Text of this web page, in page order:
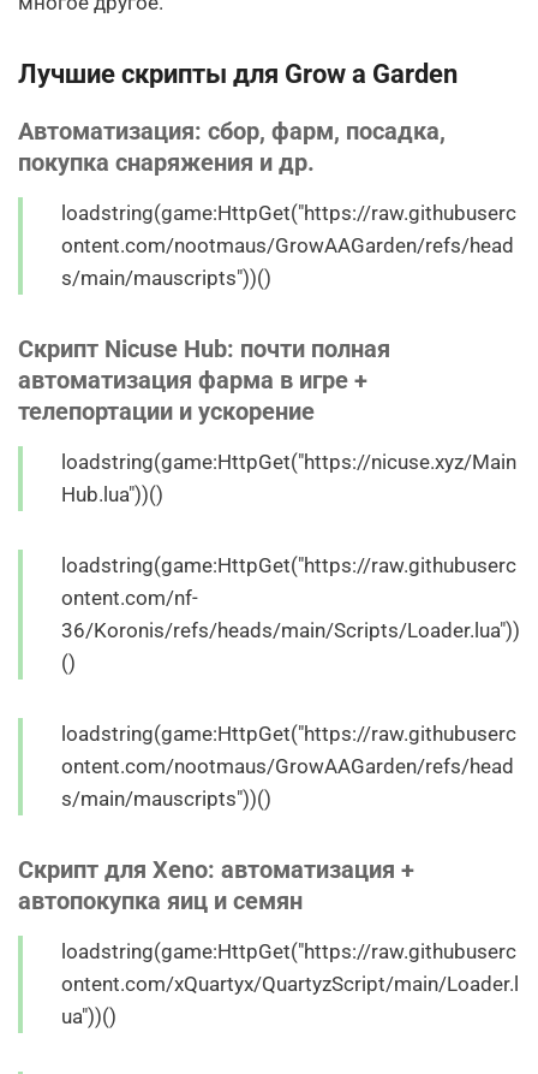
Лучшие скрипты для Grow a Garden
Автоматизация: сбор, фарм, посадка,
покупка снаряжения и др.
loadstring(game:HttpGet("https://raw.githubuserc
ontent.com/nootmaus/GrowAAGarden/refs/head
s/main/mauscripts"))()
Скрипт Nicuse Hub: почти полная
автоматизация фарма в игре +
телепортации и ускорение
loadstring(game:HttpGet("https://nicuse.xyz/Main
Hub.lua"))()
loadstring(game:HttpGet("https://raw.githubuserc
ontent.com/nf-
36/Koronis/refs/heads/main/Scripts/Loader.lua"))
()
loadstring(game:HttpGet("https://raw.githubuserc
ontent.com/nootmaus/GrowAAGarden/refs/head
s/main/mauscripts"))()
Скрипт для Xeno: автоматизация +
автопокупка яиц и семян
loadstring(game:HttpGet("https://raw.githubuserc
ontent.com/xQuartyx/QuartyzScript/main/Loader.l
ua"))()